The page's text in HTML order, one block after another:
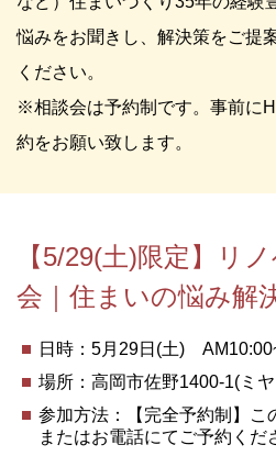
悩みをお聞きし、解決策をご提
ください。
※相談会は予約制です。事前に
約をお願い致します。
【5/29(土)限定】リ
会｜住まいの悩み解
日時：5月29日(土)
場所：高岡市佐野1400-1(ミ
参加方法：【完全予約制】こ
またはお電話にてご予約くだ